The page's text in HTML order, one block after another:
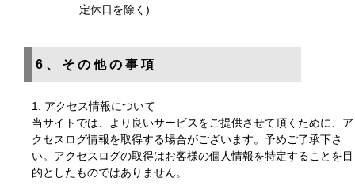
定休日を除く)
6、その他の事項
1. アクセス情報について
当サイトでは、より良いサービスをご提供させて頂くために、ア
クセスログ情報を取得する場合がございます。予めご了承下さ
い。アクセスログの取得はお客様の個人情報を特定することを目
的としたものではありません。